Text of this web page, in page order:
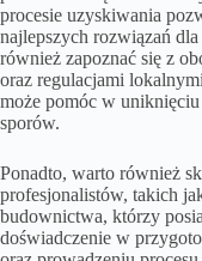
procesie uzyskiwania
najlepszych rozwiązań
również zapoznać się z
oraz regulacjami
może pomóc w
sporów.
Ponadto, warto również
profesjonalistów, takich
budownictwa, którzy
doświadczenie w